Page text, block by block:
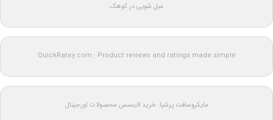
مبل شویی در کوهک
QuickRatey.com : Product reviews and ratings made simple
مایکروسافت پرشیا: خرید لایسنس محصولات اورجینال